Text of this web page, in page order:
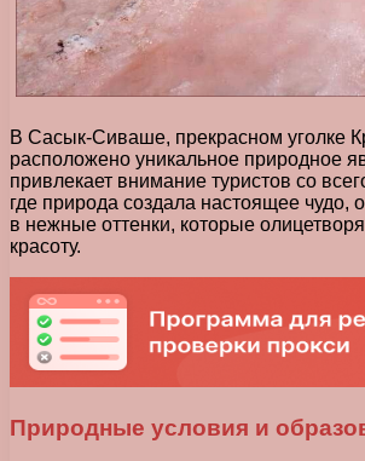
В Сасык-Сиваше, прекрасном уголке
расположено уникальное природное
привлекает внимание туристов со
где природа создала настоящее чудо,
в нежные оттенки, которые
красоту.
Природные условия и